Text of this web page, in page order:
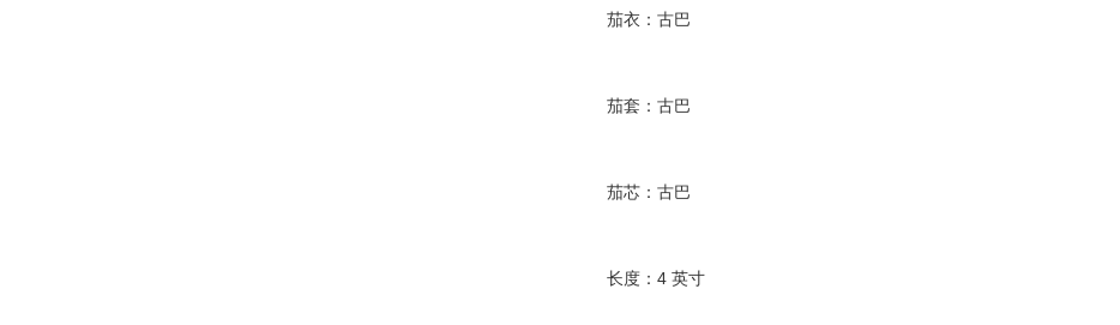
茄衣：古巴
茄套：古巴
茄芯：古巴
长度：4 英寸